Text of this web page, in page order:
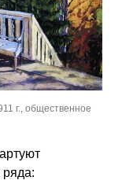
г., общественное